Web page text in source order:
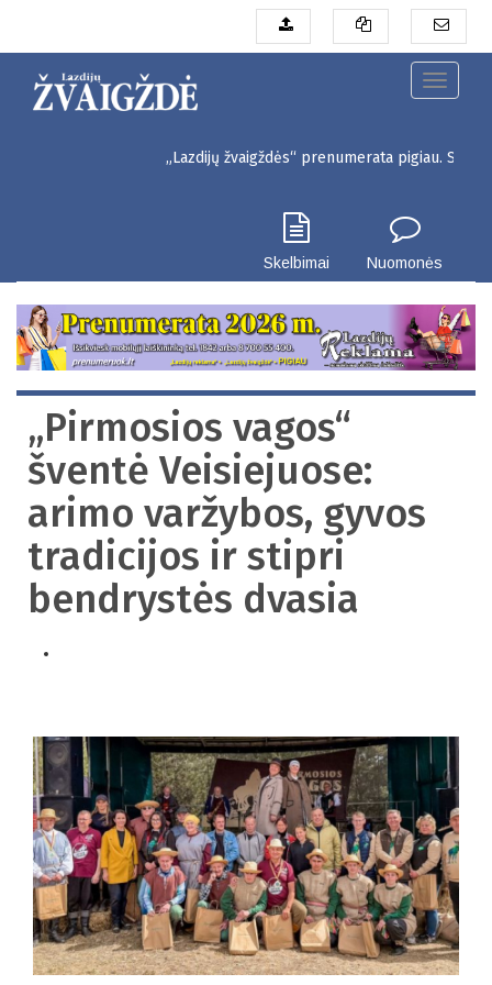
pagrindinį
Toggle
„Lazdijų žvaigždės“ prenumerata pigiau. Seinų g. 3,
Skelbimai Nuomonės
„Pirmosios vagos“
šventė Veisiejuose:
arimo varžybos, gyvos
tradicijos ir stipri
bendrystės dvasia